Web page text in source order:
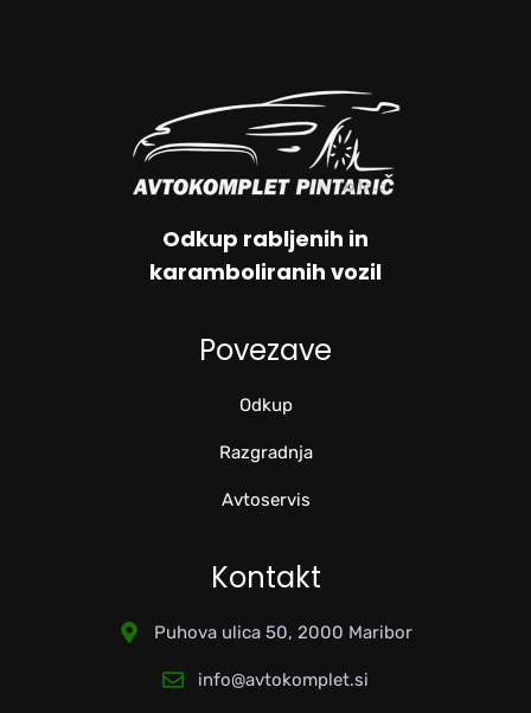
Odkup rabljenih in
karamboliranih vozil
Povezave
Odkup
Razgradnja
Avtoservis
Kontakt
Puhova ulica 50, 2000 Maribor
info@avtokomplet.si